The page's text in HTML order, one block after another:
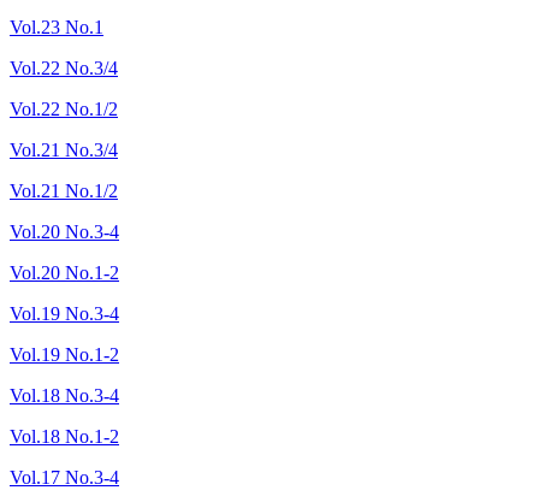
Vol.23 No.1
Vol.22 No.3/4
Vol.22 No.1/2
Vol.21 No.3/4
Vol.21 No.1/2
Vol.20 No.3-4
Vol.20 No.1-2
Vol.19 No.3-4
Vol.19 No.1-2
Vol.18 No.3-4
Vol.18 No.1-2
Vol.17 No.3-4